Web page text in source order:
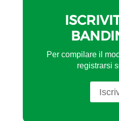
Per compilare il
registrarsi